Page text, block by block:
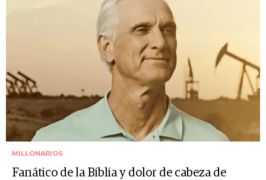
MILLONARIOS
Fanático de la Biblia y dolor de cabeza de